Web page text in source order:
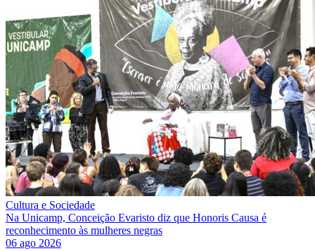
Cultura e Sociedade
Na Unicamp, Conceição Evaristo diz que Honoris Causa é
reconhecimento às mulheres negras
06 ago 2026